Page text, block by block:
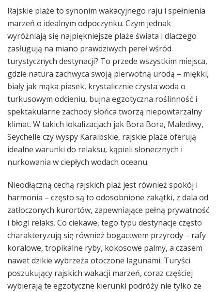
Rajskie plaże to synonim wakacyjnego raju i spełnienia
marzeń o idealnym odpoczynku. Czym jednak
wyróżniają się najpiękniejsze plaże świata i dlaczego
zasługują na miano prawdziwych pereł wśród
turystycznych destynacji? To przede wszystkim miejsca,
gdzie natura zachwyca swoją pierwotną urodą – miękki,
biały jak mąka piasek, krystalicznie czysta woda o
turkusowym odcieniu, bujna egzotyczna roślinność i
spektakularne zachody słońca tworzą niepowtarzalny
klimat. W takich lokalizacjach jak Bora Bora, Malediwy,
Seychelle czy wyspy Karaibskie, rajskie plaże oferują
idealne warunki do relaksu, kąpieli słonecznych i
nurkowania w ciepłych wodach oceanu.
Nieodłączną cechą rajskich plaż jest również spokój i
harmonia – często są to odosobnione zakątki, z dala od
zatłoczonych kurortów, zapewniające pełną prywatność
i błogi relaks. Co ciekawe, tego typu destynacje często
charakteryzują się również bogactwem przyrody – rafy
koralowe, tropikalne ryby, kokosowe palmy, a czasem
nawet dzikie wybrzeża otoczone lagunami. Turyści
poszukujący rajskich wakacji marzeń, coraz częściej
wybierają te egzotyczne kierunki podróży nie tylko ze